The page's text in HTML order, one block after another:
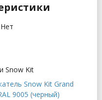
Нет
Snow Kit
Snow Kit Grand
9005 (черный)